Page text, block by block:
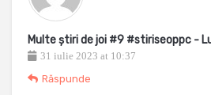
Multe știri de joi #9 #stiriseoppc -
31 iulie 2023 at 10:37
Răspunde